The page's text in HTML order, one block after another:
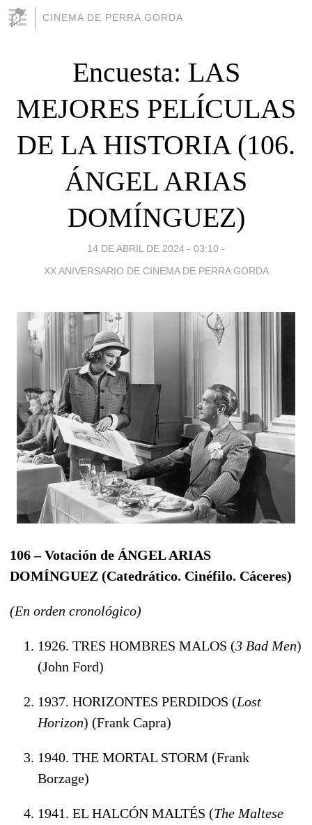
CINEMA DE PERRA GORDA
Encuesta: LAS
MEJORES PELÍCULAS
DE LA HISTORIA (106.
ÁNGEL ARIAS
DOMÍNGUEZ)
14 DE ABRIL DE 2024 - 03:10 -
XX ANIVERSARIO DE CINEMA DE PERRA GORDA
106 – Votación de ÁNGEL ARIAS
DOMÍNGUEZ (Catedrático. Cinéfilo. Cáceres)
(En orden cronológico)
1926. TRES HOMBRES MALOS (3 Bad Men)
(John Ford)
1937. HORIZONTES PERDIDOS (Lost
Horizon) (Frank Capra)
1940. THE MORTAL STORM (Frank
Borzage)
1941. EL HALCÓN MALTÉS (The Maltese